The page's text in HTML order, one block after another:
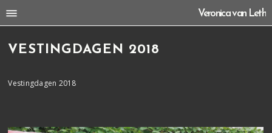
Veronica van Leth
VESTINGDAGEN 2018
Vestingdagen 2018